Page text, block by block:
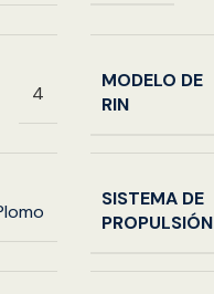
4
MODELO DE
RIN
SISTEMA DE
PROPULSIÓN